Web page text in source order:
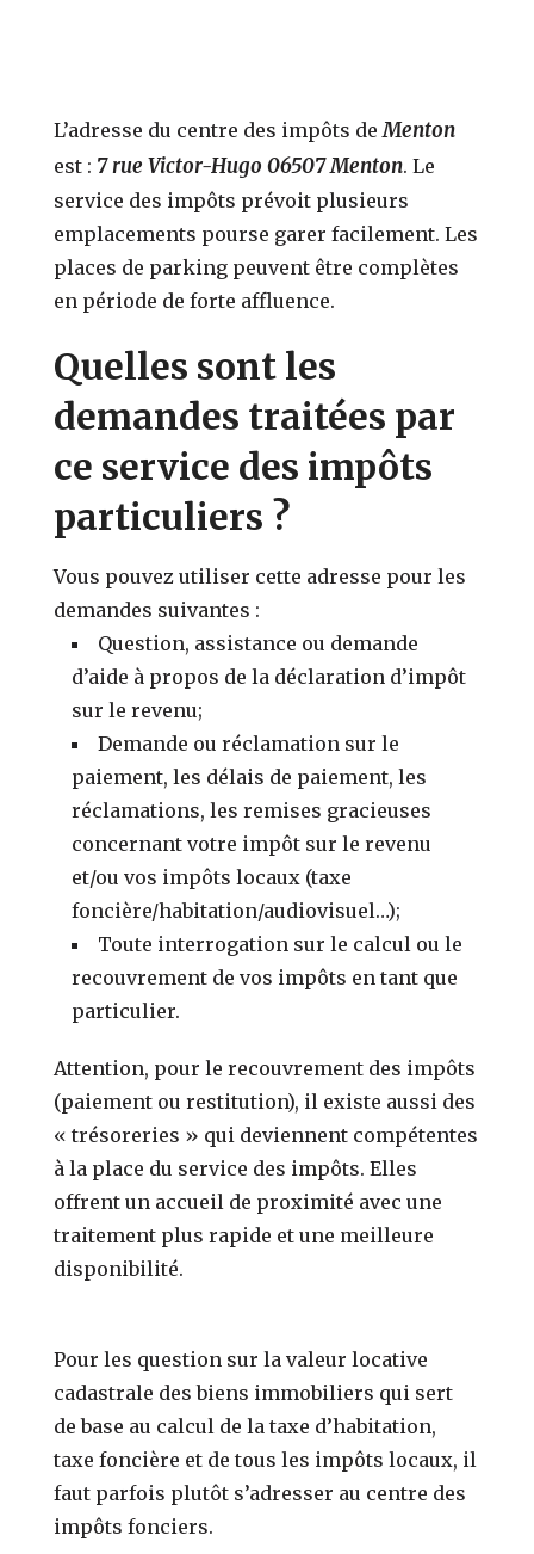
L’adresse du centre des impôts deMenton
est : 7 rue Victor-Hugo 06507 Menton. Le
service des impôts prévoit plusieurs
emplacements pourse garer facilement. Les
places de parking peuvent être complètes
en période de forte affluence.
Quelles sont les
demandes traitées par
ce service des impôts
particuliers ?
Vous pouvez utiliser cette adresse pour les
demandes suivantes :
Question, assistance ou demande
d’aide à propos de la déclaration d’impôt
sur le revenu;
Demande ou réclamation sur le
paiement, les délais de paiement, les
réclamations, les remises gracieuses
concernant votre impôt sur le revenu
et/ou vos impôts locaux (taxe
foncière/habitation/audiovisuel…);
Toute interrogation sur le calcul ou le
recouvrement de vos impôts en tant que
particulier.
Attention, pour le recouvrement des impôts
(paiement ou restitution), il existe aussi des
« trésoreries » qui deviennent compétentes
à la place du service des impôts. Elles
offrent un accueil de proximité avec une
traitement plus rapide et une meilleure
disponibilité.
Pour les question sur la valeur locative
cadastrale des biens immobiliers qui sert
de base au calcul de la taxe d’habitation,
taxe foncière et de tous les impôts locaux, il
faut parfois plutôt s’adresser au centre des
impôts fonciers.